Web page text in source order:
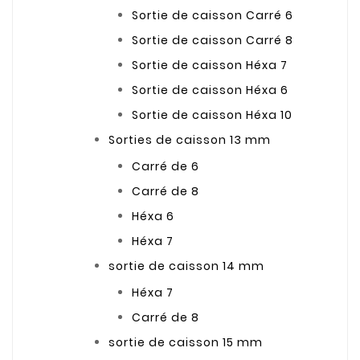
Sortie de caisson Carré 6
Sortie de caisson Carré 8
Sortie de caisson Héxa 7
Sortie de caisson Héxa 6
Sortie de caisson Héxa 10
Sorties de caisson 13 mm
Carré de 6
Carré de 8
Héxa 6
Héxa 7
sortie de caisson 14 mm
Héxa 7
Carré de 8
sortie de caisson 15 mm